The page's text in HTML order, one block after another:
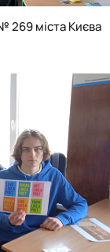
269 міста Києва